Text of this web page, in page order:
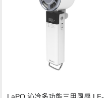
LaPO 沁冷多功能三用風扇 LF-